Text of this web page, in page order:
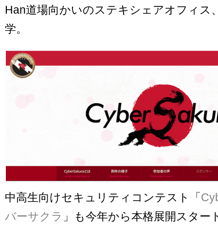
Han道場向かいのステキシェアオフィス
学。
中高生向けセキュリティコンテスト「
バーサクラ 」も今年から本格展開スター